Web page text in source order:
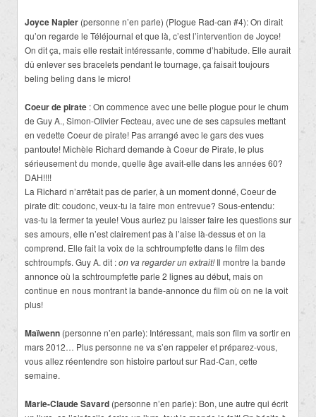
Joyce Napier (personne n’en parle) (Plogue Rad-can #4): On dirait
qu’on regarde le Téléjournal et que là, c’est l’intervention de Joyce!
On dit ça, mais elle restait intéressante, comme d’habitude. Elle aurait
dû enlever ses bracelets pendant le tournage, ça faisait toujours
beling beling dans le micro!
Coeur de pirate : On commence avec une belle plogue pour le chum
de Guy A., Simon-Olivier Fecteau, avec une de ses capsules mettant
en vedette Coeur de pirate! Pas arrangé avec le gars des vues
pantoute! Michèle Richard demande à Coeur de Pirate, le plus
sérieusement du monde, quelle âge avait-elle dans les années 60?
DAH!!!!
La Richard n’arrêtait pas de parler, à un moment donné, Coeur de
pirate dit: coudonc, veux-tu la faire mon entrevue? Sous-entendu:
vas-tu la fermer ta yeule! Vous auriez pu laisser faire les questions sur
ses amours, elle n’est clairement pas à l’aise là-dessus et on la
comprend. Elle fait la voix de la schtroumpfette dans le film des
schtroumpfs. Guy A. dit :on va regarder un extrait!Il montre la bande
annonce où la schtroumpfette parle 2 lignes au début, mais on
continue en nous montrant la bande-annonce du film où on ne la voit
plus!
Maïwenn (personne n’en parle): Intéressant, mais son film va sortir en
mars 2012… Plus personne ne va s’en rappeler et préparez-vous,
vous allez réentendre son histoire partout sur Rad-Can, cette
semaine.
Marie-Claude Savard (personne n’en parle): Bon, une autre qui écrit